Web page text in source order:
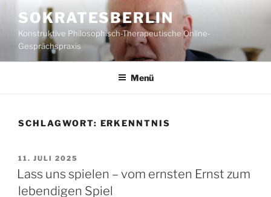
Inhalt
springen
SOKRATESBERLIN
Konstruktive Philosophisch-Therapeutische Online-
Gesprächspraxis
Menü
SCHLAGWORT: ERKENNTNIS
VERÖFFENTLICHT
AM
11. JULI 2025
Lass uns spielen – vom ernsten Ernst zum
lebendigen Spiel